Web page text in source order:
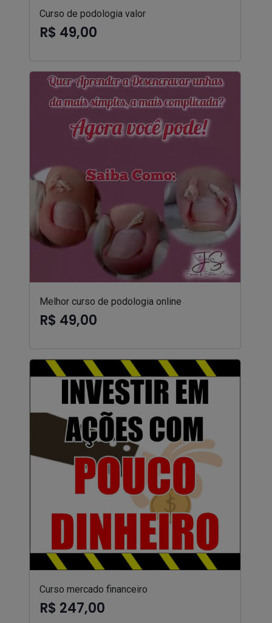
Curso de podologia valor
R$ 49,00
Melhor curso de podologia online
R$ 49,00
Curso mercado financeiro
R$ 247,00